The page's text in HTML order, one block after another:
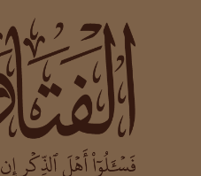
العالم
بن باز
بن العثيمين